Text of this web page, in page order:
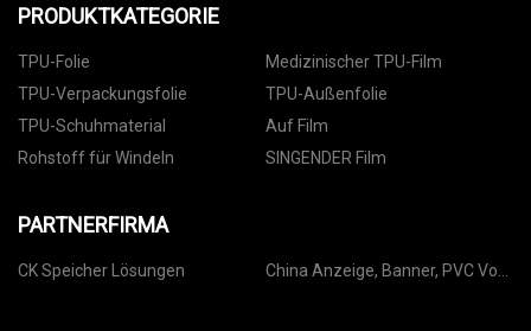
PRODUKTKATEGORIE
TPU-Folie
Medizinischer TPU-Film
TPU-Verpackungsfolie
TPU-Außenfolie
TPU-Schuhmaterial
Auf Film
Rohstoff für Windeln
SINGENDER Film
PARTNERFIRMA
CK Speicher Lösungen
China Anzeige, Banner, PVC Von